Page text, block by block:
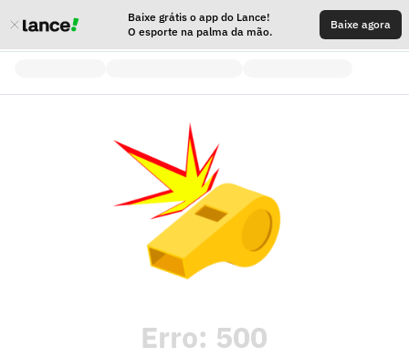
Baixe grátis o app do Lance!
O esporte na palma da mão.
Baixe agora
Erro: 500